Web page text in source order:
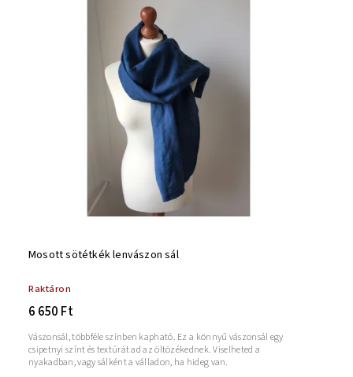
Mosott sötétkék lenvászon sál
Raktáron
6 650 Ft
Vászonsál, többféle színben kapható. Ez a könnyű vászonsál egy
csipetnyi színt és textúrát ad az öltözékednek. Viselheted a
nyakadban, vagy sálként a válladon, ha hideg van.